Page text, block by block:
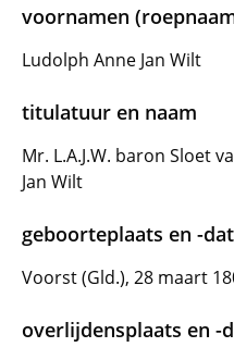
voornamen
Ludolph Anne Jan Wilt
titulatuur en naam
Mr. L.A.J.W. baron Sloet
Jan Wilt
geboorteplaats en -
Voorst (Gld.), 28 maart
overlijdensplaats en -